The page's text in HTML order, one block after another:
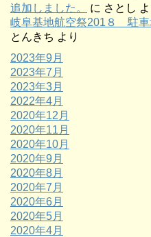
追加しました。
に さとし
岐阜基地航空祭201８ 駐
とんきち より
2023年9月
2023年7月
2023年3月
2022年4月
2020年12月
2020年11月
2020年10月
2020年9月
2020年8月
2020年7月
2020年6月
2020年5月
2020年4月